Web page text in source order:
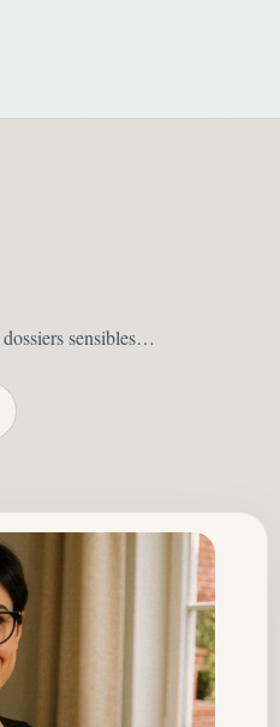
sensibles…